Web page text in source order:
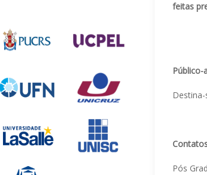
feitas
Público-
Pós